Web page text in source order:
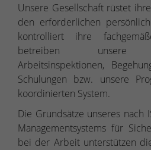
Unsere Gesellschaft rüstet
den erforderlichen
kontrolliert ihre
betreiben unsere
Arbeitsinspektionen,
Schulungen bzw. unsere
koordinierten System.
Die Grundsätze unseres nach
Managementsystems für
bei der Arbeit unterstützen